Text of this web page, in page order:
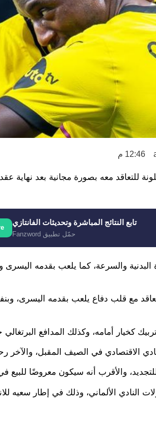
12:46 م
للتعاقد معه بصورة مجانية بعد نهاية
تابع النتائج المباشرة وتحديثات الفانتازي
حمّل تطبيق Fanzword
البدنية والسرعة، كما يلعب بقدمه
مع قلب دفاع يلعب بقدمه اليسرى،
كخيار أمامه، وكذلك المدافع البرتغالي
الاقتصادي في الصيف المقبل،
والأقرب أنه سيكون معروضًا للبيع
النادي الألماني، وذلك في إطار سعيه